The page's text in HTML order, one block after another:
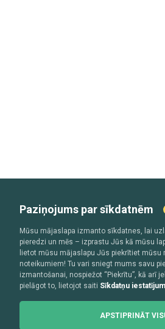
Paziņojums par sīkdatnēm
Mūsu mājaslapa izmanto sīkdatnes, lai
pieredzi un mēs – izprastu Jūs kā mūsu
lietot mūsu mājaslapu Jūs piekrītiet mūsu
noteikumiem! Tu vari sniegt mums savu
izmantošanai, nospiežot “Piekrītu”, kā arī
pielāgot to, lietojot saiti Sīkdatņu
APSTIPRINĀT